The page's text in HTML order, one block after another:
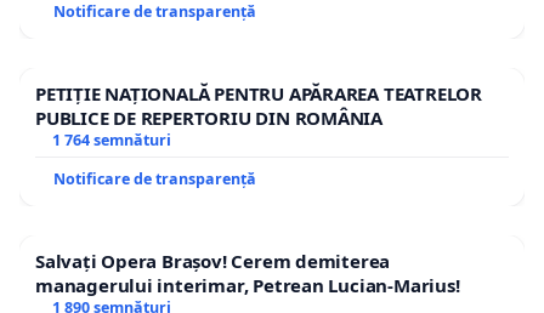
Notificare de transparență
PETIȚIE NAȚIONALĂ PENTRU APĂRAREA TEATRELOR
PUBLICE DE REPERTORIU DIN ROMÂNIA
1 764 semnături
Notificare de transparență
Salvați Opera Brașov! Cerem demiterea
managerului interimar, Petrean Lucian-Marius!
1 890 semnături